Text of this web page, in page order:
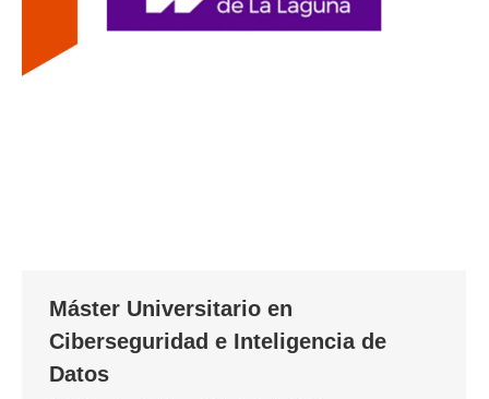
Máster Universitario en
Ciberseguridad e Inteligencia de
Datos